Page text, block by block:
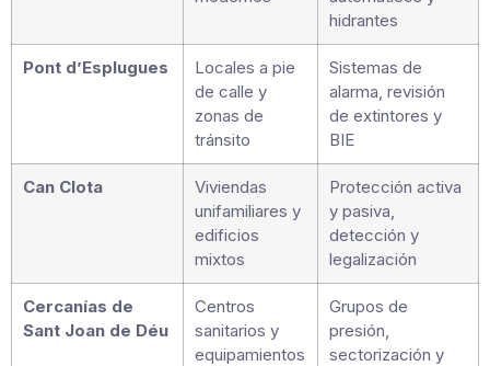
hidrantes
Pont d’Esplugues
Locales a pie
de calle y
zonas de
tránsito
Sistemas de
alarma, revisión
de extintores y
BIE
Can Clota
Viviendas
unifamiliares y
edificios
mixtos
Protección activa
y pasiva,
detección y
legalización
Cercanías de
Sant Joan de Déu
Centros
sanitarios y
equipamientos
Grupos de
presión,
sectorización y